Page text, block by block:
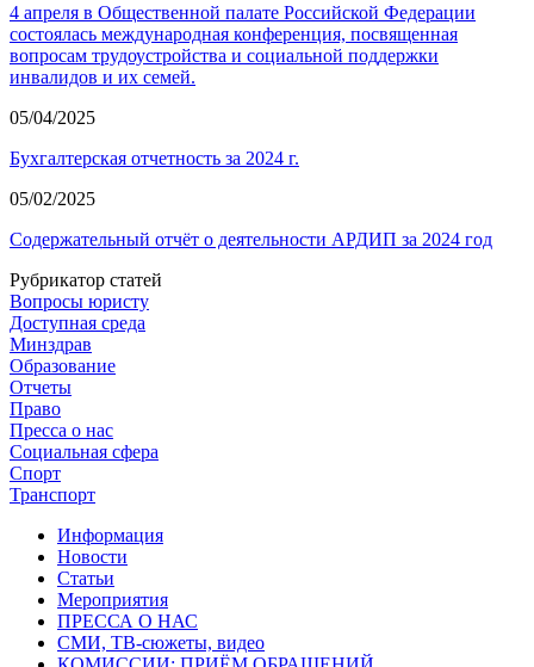
4 апреля в Общественной палате Российской Федерации
состоялась международная конференция, посвященная
вопросам трудоустройства и социальной поддержки
инвалидов и их семей.
05/04/2025
Бухгалтерская отчетность за 2024 г.
05/02/2025
Содержательный отчёт о деятельности АРДИП за 2024 год
Рубрикатор статей
Вопросы юристу
Доступная среда
Минздрав
Образование
Отчеты
Право
Пресса о нас
Социальная сфера
Спорт
Транспорт
Информация
Новости
Статьи
Мероприятия
ПРЕССА О НАС
СМИ, ТВ-сюжеты, видео